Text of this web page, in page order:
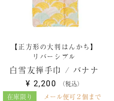
【正方形の大判はんかち】
リバーシブル
白雪友禅手巾 / バナナ
¥ 2,200 税込
在庫限り メール便可２個まで